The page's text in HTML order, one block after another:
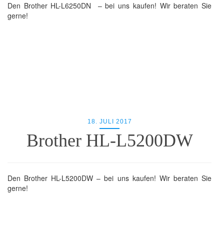
Den Brother HL-L6250DN – bei uns kaufen! Wir beraten Sie
gerne!
18. JULI 2017
Brother HL-L5200DW
Den Brother HL-L5200DW – bei uns kaufen! Wir beraten Sie
gerne!